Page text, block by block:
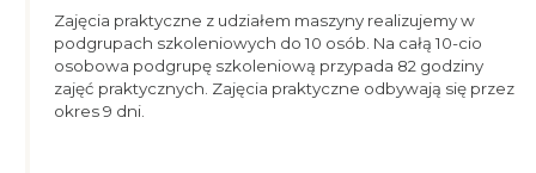
Zajęcia praktyczne z udziałem maszyny realizujemy w
podgrupach szkoleniowych do 10 osób. Na całą 10-cio
osobowa podgrupę szkoleniową przypada 82 godziny
zajęć praktycznych. Zajęcia praktyczne odbywają się przez
okres 9 dni.